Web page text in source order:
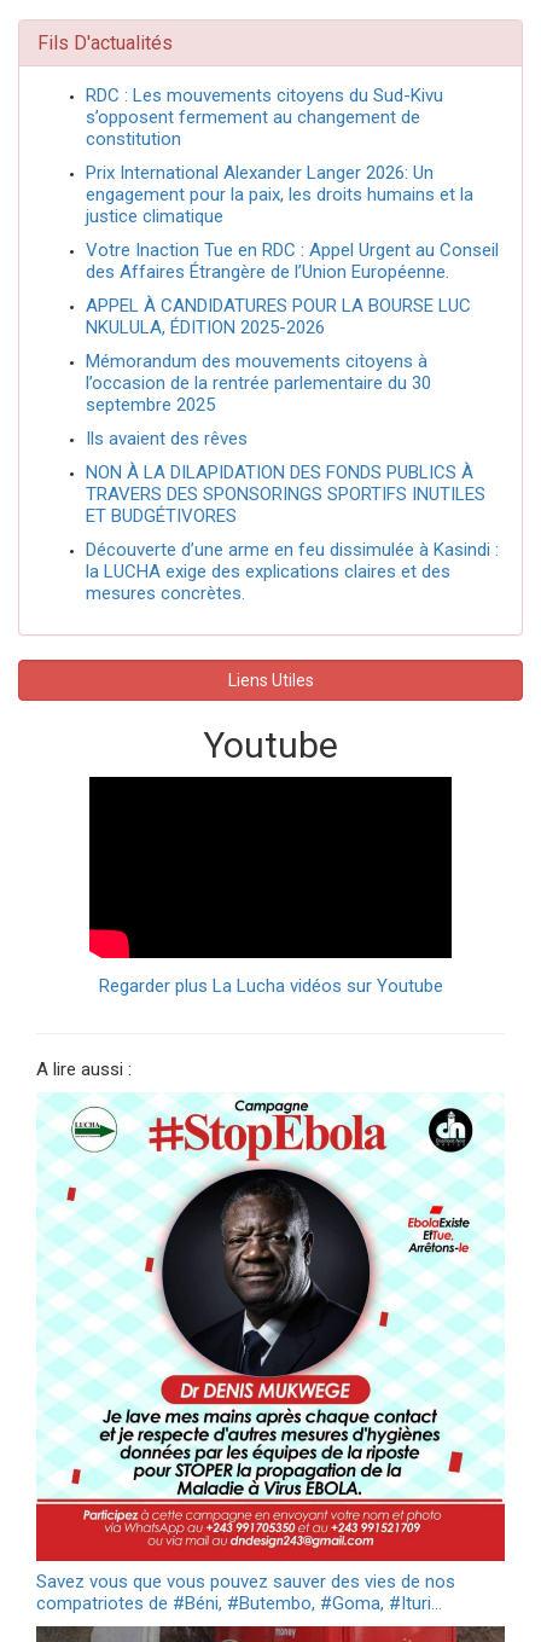
Fils D'actualités
RDC : Les mouvements citoyens du Sud-Kivu
s’opposent fermement au changement de
constitution
Prix International Alexander Langer 2026: Un
engagement pour la paix, les droits humains et la
justice climatique
Votre Inaction Tue en RDC : Appel Urgent au Conseil
des Affaires Étrangère de l’Union Européenne.
APPEL À CANDIDATURES POUR LA BOURSE LUC
NKULULA, ÉDITION 2025-2026
Mémorandum des mouvements citoyens à
l’occasion de la rentrée parlementaire du 30
septembre 2025
Ils avaient des rêves
NON À LA DILAPIDATION DES FONDS PUBLICS À
TRAVERS DES SPONSORINGS SPORTIFS INUTILES
ET BUDGÉTIVORES
Découverte d’une arme en feu dissimulée à Kasindi :
la LUCHA exige des explications claires et des
mesures concrètes.
Liens Utiles
Youtube
Regarder plus La Lucha vidéos sur Youtube
A lire aussi :
Savez vous que vous pouvez sauver des vies de nos
compatriotes de #Béni, #Butembo, #Goma, #Ituri…